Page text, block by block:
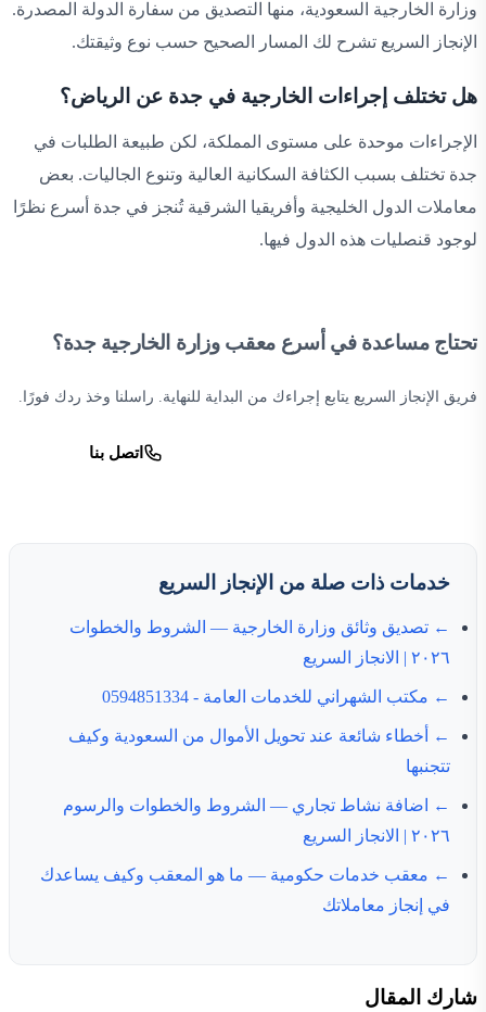
وزارة الخارجية السعودية، منها التصديق من سفارة الدولة المصدرة.
الإنجاز السريع تشرح لك المسار الصحيح حسب نوع وثيقتك.
هل تختلف إجراءات الخارجية في جدة عن الرياض؟
الإجراءات موحدة على مستوى المملكة، لكن طبيعة الطلبات في
جدة تختلف بسبب الكثافة السكانية العالية وتنوع الجاليات. بعض
معاملات الدول الخليجية وأفريقيا الشرقية تُنجز في جدة أسرع نظرًا
لوجود قنصليات هذه الدول فيها.
تحتاج مساعدة في أسرع معقب وزارة الخارجية جدة؟
فريق الإنجاز السريع يتابع إجراءك من البداية للنهاية. راسلنا وخذ ردك فورًا.
اتصل بنا
خدمات ذات صلة من الإنجاز السريع
← تصديق وثائق وزارة الخارجية — الشروط والخطوات
٢٠٢٦ | الانجاز السريع
← مكتب الشهراني للخدمات العامة - 0594851334
← أخطاء شائعة عند تحويل الأموال من السعودية وكيف
تتجنبها
← اضافة نشاط تجاري — الشروط والخطوات والرسوم
٢٠٢٦ | الانجاز السريع
← معقب خدمات حكومية — ما هو المعقب وكيف يساعدك
في إنجاز معاملاتك
شارك المقال